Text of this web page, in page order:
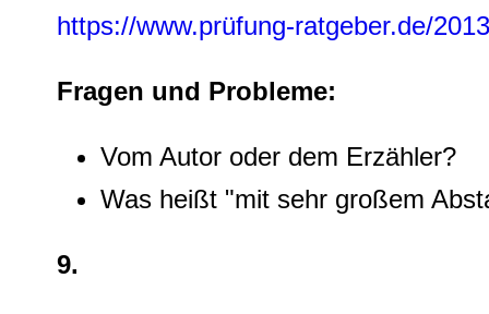
https://www.prüfung-ratgeber.de/
Fragen und Probleme:
Vom Autor oder dem Erzähler?
Was heißt "mit sehr großem
9.